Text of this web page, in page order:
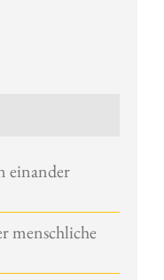
einander
menschliche